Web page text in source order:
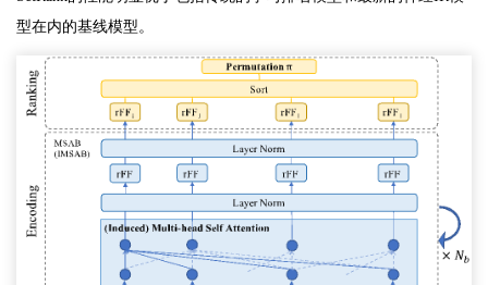
型在内的基线模型。